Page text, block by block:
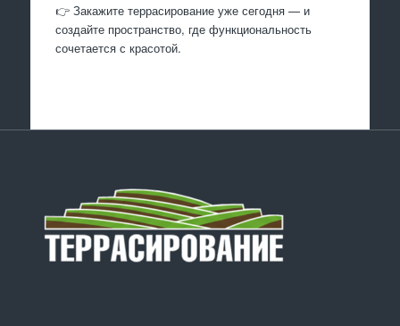
👉 Закажите террасирование уже сегодня — и
создайте пространство, где функциональность
сочетается с красотой.